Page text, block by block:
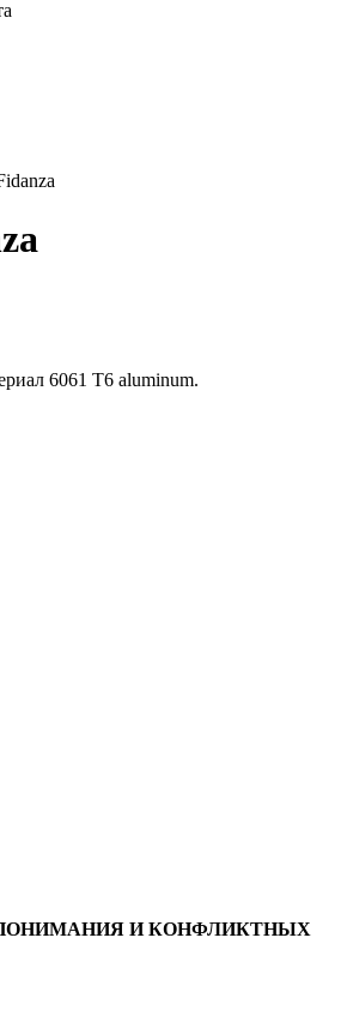
6061 T6 aluminum.
И КОНФЛИКТНЫХ